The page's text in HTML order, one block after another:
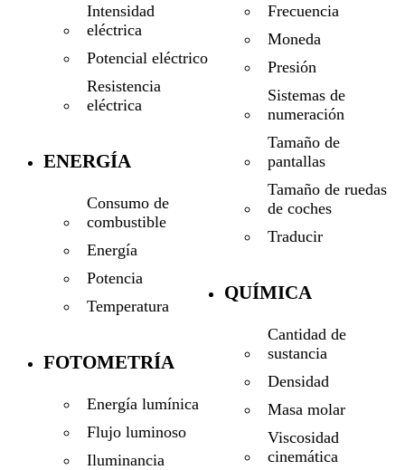
Intensidad
eléctrica
Potencial eléctrico
Resistencia
eléctrica
ENERGÍA
Consumo de
combustible
Energía
Potencia
Temperatura
FOTOMETRÍA
Energía lumínica
Flujo luminoso
Iluminancia
Frecuencia
Moneda
Presión
Sistemas de
numeración
Tamaño de
pantallas
Tamaño de ruedas
de coches
Traducir
QUÍMICA
Cantidad de
sustancia
Densidad
Masa molar
Viscosidad
cinemática